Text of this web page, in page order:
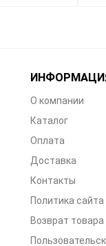
О компании
Каталог
Оплата
Доставка
Контакты
Политика сайта
Возврат товара